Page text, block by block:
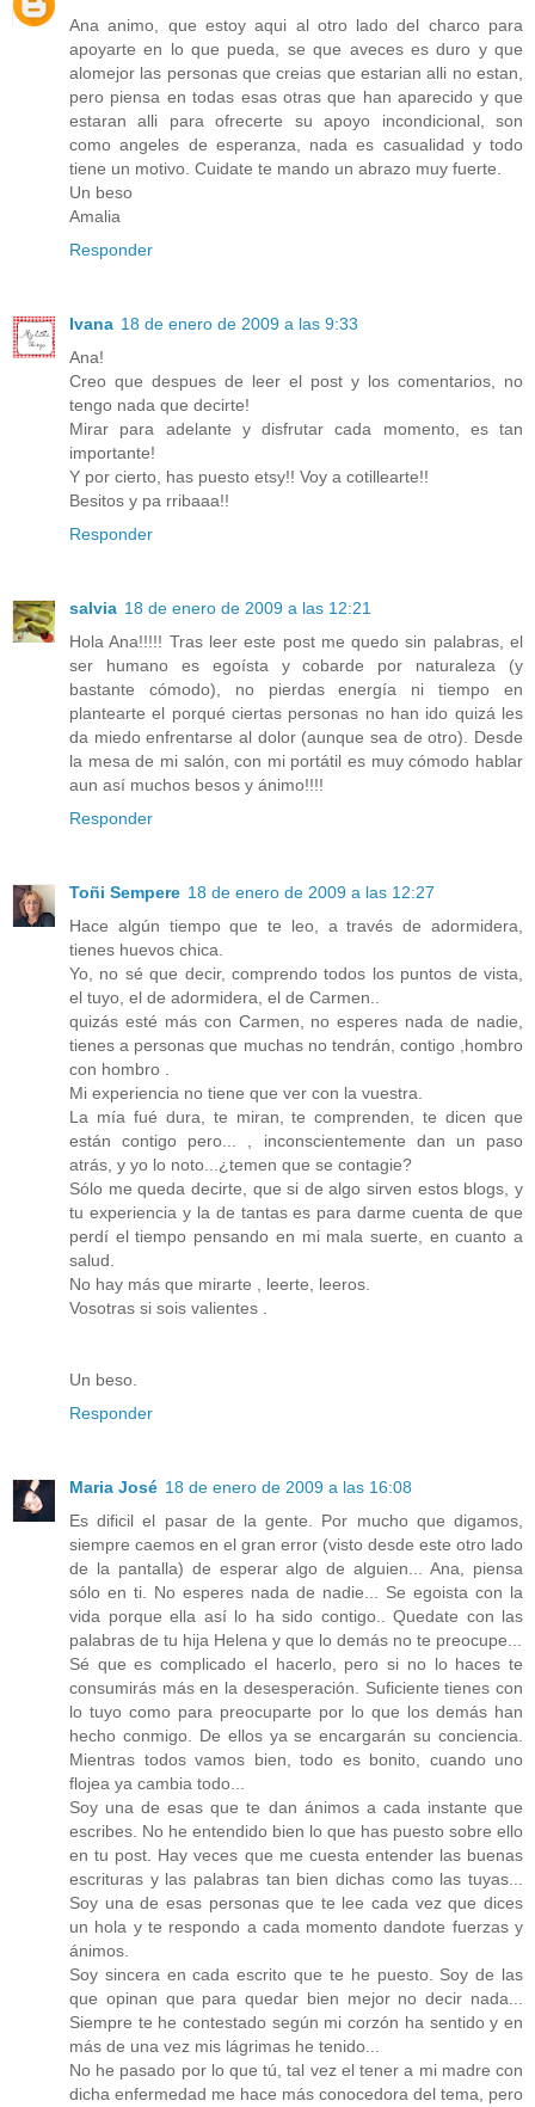
Ana animo, que estoy aqui al otro lado del charco para
apoyarte en lo que pueda, se que aveces es duro y que
alomejor las personas que creias que estarian alli no estan,
pero piensa en todas esas otras que han aparecido y que
estaran alli para ofrecerte su apoyo incondicional, son
como angeles de esperanza, nada es casualidad y todo
tiene un motivo. Cuidate te mando un abrazo muy fuerte.
Un beso
Amalia
Responder
Ivana 18 de enero de 2009 a las 9:33
Ana!
Creo que despues de leer el post y los comentarios, no
tengo nada que decirte!
Mirar para adelante y disfrutar cada momento, es tan
importante!
Y por cierto, has puesto etsy!! Voy a cotillearte!!
Besitos y pa rribaaa!!
Responder
salvia 18 de enero de 2009 a las 12:21
Hola Ana!!!!! Tras leer este post me quedo sin palabras, el
ser humano es egoísta y cobarde por naturaleza (y
bastante cómodo), no pierdas energía ni tiempo en
plantearte el porqué ciertas personas no han ido quizá les
da miedo enfrentarse al dolor (aunque sea de otro). Desde
la mesa de mi salón, con mi portátil es muy cómodo hablar
aun así muchos besos y ánimo!!!!
Responder
Toñi Sempere 18 de enero de 2009 a las 12:27
Hace algún tiempo que te leo, a través de adormidera,
tienes huevos chica.
Yo, no sé que decir, comprendo todos los puntos de vista,
el tuyo, el de adormidera, el de Carmen..
quizás esté más con Carmen, no esperes nada de nadie,
tienes a personas que muchas no tendrán, contigo ,hombro
con hombro .
Mi experiencia no tiene que ver con la vuestra.
La mía fué dura, te miran, te comprenden, te dicen que
están contigo pero... , inconscientemente dan un paso
atrás, y yo lo noto...¿temen que se contagie?
Sólo me queda decirte, que si de algo sirven estos blogs, y
tu experiencia y la de tantas es para darme cuenta de que
perdí el tiempo pensando en mi mala suerte, en cuanto a
salud.
No hay más que mirarte , leerte, leeros.
Vosotras si sois valientes .
Un beso.
Responder
Maria José 18 de enero de 2009 a las 16:08
Es dificil el pasar de la gente. Por mucho que digamos,
siempre caemos en el gran error (visto desde este otro lado
de la pantalla) de esperar algo de alguien... Ana, piensa
sólo en ti. No esperes nada de nadie... Se egoista con la
vida porque ella así lo ha sido contigo.. Quedate con las
palabras de tu hija Helena y que lo demás no te preocupe...
Sé que es complicado el hacerlo, pero si no lo haces te
consumirás más en la desesperación. Suficiente tienes con
lo tuyo como para preocuparte por lo que los demás han
hecho conmigo. De ellos ya se encargarán su conciencia.
Mientras todos vamos bien, todo es bonito, cuando uno
flojea ya cambia todo...
Soy una de esas que te dan ánimos a cada instante que
escribes. No he entendido bien lo que has puesto sobre ello
en tu post. Hay veces que me cuesta entender las buenas
escrituras y las palabras tan bien dichas como las tuyas...
Soy una de esas personas que te lee cada vez que dices
un hola y te respondo a cada momento dandote fuerzas y
ánimos.
Soy sincera en cada escrito que te he puesto. Soy de las
que opinan que para quedar bien mejor no decir nada...
Siempre te he contestado según mi corzón ha sentido y en
más de una vez mis lágrimas he tenido...
No he pasado por lo que tú, tal vez el tener a mi madre con
dicha enfermedad me hace más conocedora del tema, pero